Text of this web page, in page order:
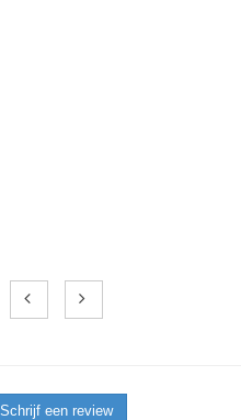
Schrijf een review